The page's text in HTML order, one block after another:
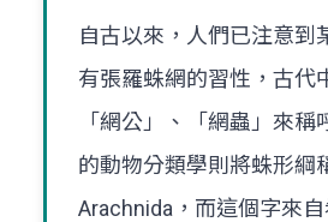
自古以來，人們已注意到
有張羅蛛網的習性，古代
「網公」、「網蟲」來稱
的動物分類學則將蛛形綱
Arachnida，而這個字來